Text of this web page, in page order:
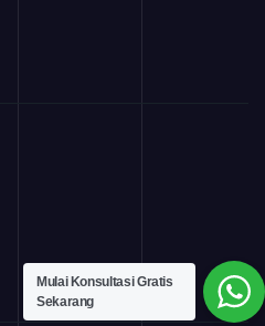
Mulai Konsultasi Gratis
Sekarang